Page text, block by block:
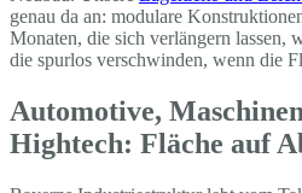
genau da an: modulare
Monaten, die sich verlängern lassen,
die spurlos verschwinden, wenn die
Automotive,
Hightech: Fläche auf